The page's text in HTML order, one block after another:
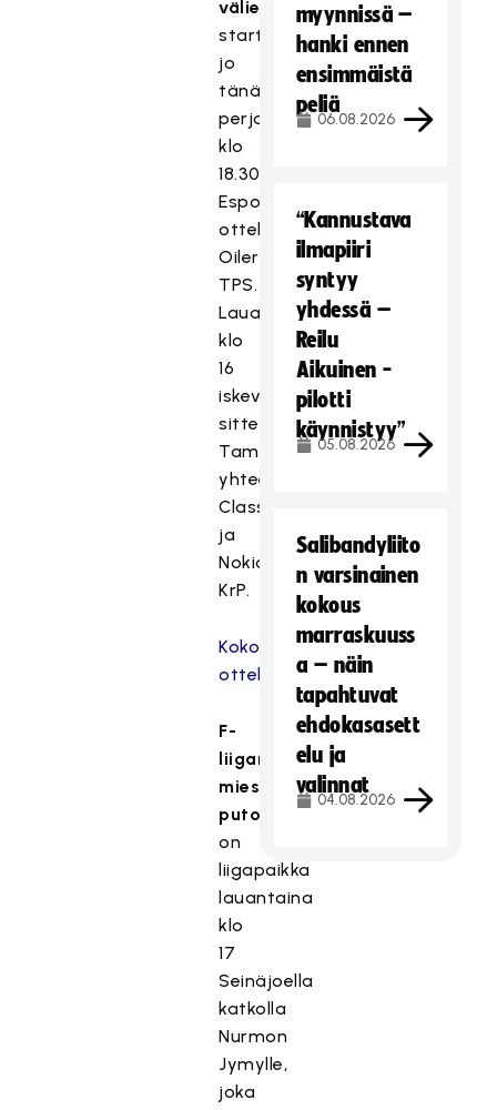
välierät
starttaavat
jo
tänään
perjantaina
klo
18.30
Espoossa
ottelulla
Oilers–
TPS.
Lauantaina
klo
16
iskevät
sitten
Tampereella
yhteen
Classic
ja
Nokian
KrP.
Koko
otteluohjelma
F-
liigan
miesten
putoamiskarsinnassa
on
liigapaikka
lauantaina
klo
17
Seinäjoella
katkolla
Nurmon
Jymylle,
joka
myynnissä –
hanki ennen
ensimmäistä
peliä
06.08.2026
“Kannustava
ilmapiiri
syntyy
yhdessä –
Reilu
Aikuinen -
pilotti
käynnistyy”
05.08.2026
Salibandyliito
n varsinainen
kokous
marraskuuss
a – näin
tapahtuvat
ehdokasasett
elu ja
valinnat
04.08.2026